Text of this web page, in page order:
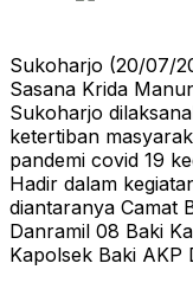
Sukoharjo (20/07/
Sasana Krida
Sukoharjo
ketertiban
pandemi covid 19
Hadir dalam
diantaranya Camat
Danramil 08 Baki
Kapolsek Baki AKP